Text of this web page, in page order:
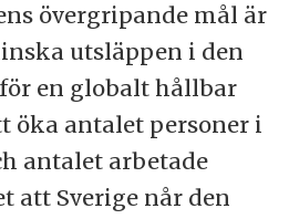
övergripande mål är
utsläppen i den
en globalt hållbar
öka antalet personer i
antalet arbetade
att Sverige når den